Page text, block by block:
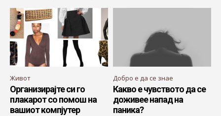
Живот
Организирајте си го
плакарот со помош на
вашиот компјутер
Добро е да се знае
Какво е чувството да се
доживее напад на
паника?